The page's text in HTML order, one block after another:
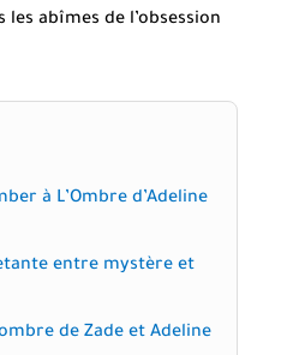
abîmes de l’obsession
à L’Ombre d’Adeline
entre mystère et
de Zade et Adeline